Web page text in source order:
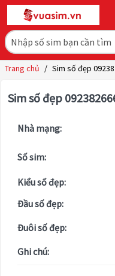
Trang chủ / Sim số đẹp
Sim số đẹp
Nhà mạng:
Số sim:
Kiểu số đẹp:
Đầu số đẹp:
Đuôi số đẹp:
Ghi chú: